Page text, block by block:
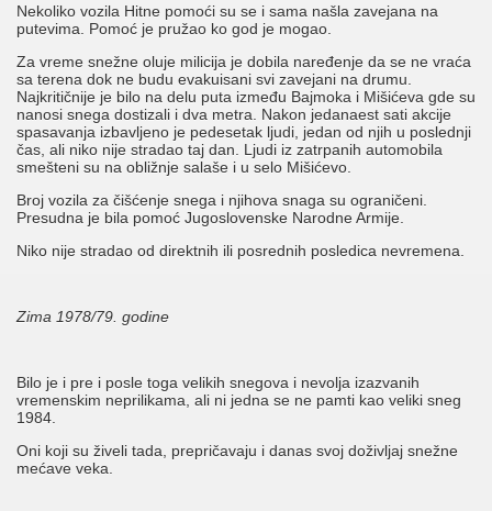
Nekoliko vozila Hitne pomoći su se i sama našla zavejana na
putevima. Pomoć je pružao ko god je mogao.
Za vreme snežne oluje milicija je dobila naređenje da se ne vraća
sa terena dok ne budu evakuisani svi zavejani na drumu.
Najkritičnije je bilo na delu puta između Bajmoka i Mišićeva gde su
nanosi snega dostizali i dva metra. Nakon jedanaest sati akcije
spasavanja izbavljeno je pedesetak ljudi, jedan od njih u poslednji
čas, ali niko nije stradao taj dan. Ljudi iz zatrpanih automobila
smešteni su na obližnje salaše i u selo Mišićevo.
Broj vozila za čišćenje snega i njihova snaga su ograničeni.
Presudna je bila pomoć Jugoslovenske Narodne Armije.
Niko nije stradao od direktnih ili posrednih posledica nevremena.
Zima 1978/79. godine
Bilo je i pre i posle toga velikih snegova i nevolja izazvanih
vremenskim neprilikama, ali ni jedna se ne pamti kao veliki sneg
1984.
Oni koji su živeli tada, prepričavaju i danas svoj doživljaj snežne
mećave veka.